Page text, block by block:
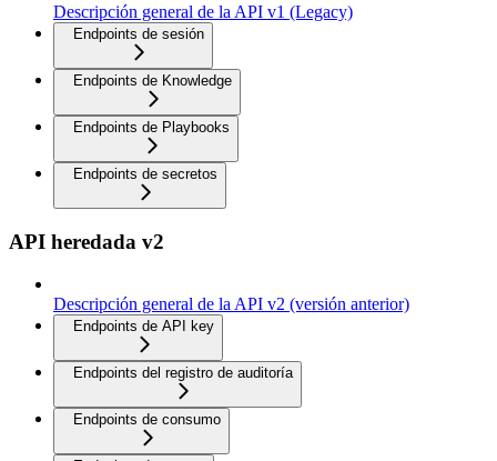
Descripción general de la API v1 (Legacy)
Endpoints de sesión
Endpoints de Knowledge
Endpoints de Playbooks
Endpoints de secretos
API heredada v2
Descripción general de la API v2 (versión anterior)
Endpoints de API key
Endpoints del registro de auditoría
Endpoints de consumo